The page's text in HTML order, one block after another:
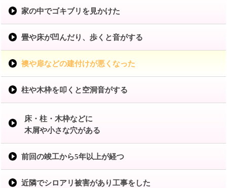
家の中でゴキブリを見かけた
畳や床が凹んだり、歩くと音がする
襖や扉などの建付けが悪くなった
柱や木枠を叩くと空洞音がする
床・柱・木枠などに
木屑や小さな穴がある
前回の竣工から5年以上が経つ
近隣でシロアリ被害があり工事をした